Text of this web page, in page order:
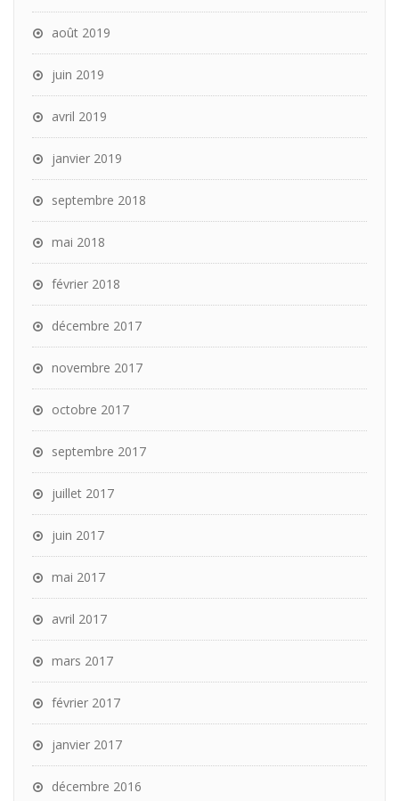
août 2019
juin 2019
avril 2019
janvier 2019
septembre 2018
mai 2018
février 2018
décembre 2017
novembre 2017
octobre 2017
septembre 2017
juillet 2017
juin 2017
mai 2017
avril 2017
mars 2017
février 2017
janvier 2017
décembre 2016